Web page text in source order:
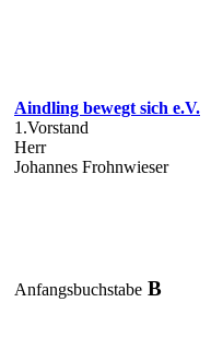
Aindling bewegt sich e.V.
1.Vorstand
Herr
Johannes Frohnwieser
Anfangsbuchstabe B